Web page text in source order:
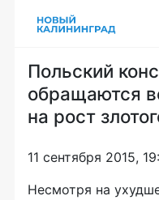
Польский
обращаются
на рост
11 сентября 2015,
Несмотря на